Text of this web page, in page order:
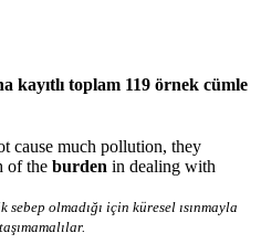
kayıtlı toplam 119 örnek cümle
cause much pollution, they
of the burden in dealing with
olmadığı için küresel ısınmayla